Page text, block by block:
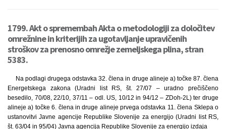
1799. Akt o spremembah Akta o metodologiji za določitev
omrežnine in kriterijih za ugotavljanje upravičenih
stroškov za prenosno omrežje zemeljskega plina, stran
5383.
Na podlagi drugega odstavka 32. člena in druge alineje a) točke 87. člena
Energetskega zakona (Uradni list RS, št. 27/07 – uradno prečiščeno
besedilo, 70/08, 22/10, 37/11 – odl. US, 10/12 in 94/12 – ZDoh-2L) ter druge
alineje a) točke 6. člena in druge alineje prvega odstavka 11. člena Sklepa o
ustanovitvi Javne agencije Republike Slovenije za energijo (Uradni list RS,
št. 63/04 in 95/04) Javna agencija Republike Slovenije za energijo izdaja